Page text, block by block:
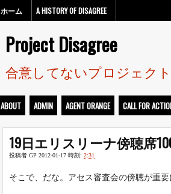
ホーム A HISTORY OF DISAGREE
Project Disagree
合意してないプロジェクト
ABOUT ADMIN AGENT ORANGE CALL FOR
19日エリスリーナ傍聴席
投稿者 GP 2012-01-17 時刻: 2:31
そこで、だな。アセス審査会の傍聴が重要